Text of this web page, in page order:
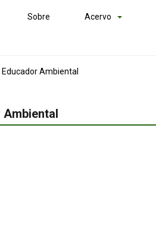
Sobre Acervo
Ambiental
Ambiental